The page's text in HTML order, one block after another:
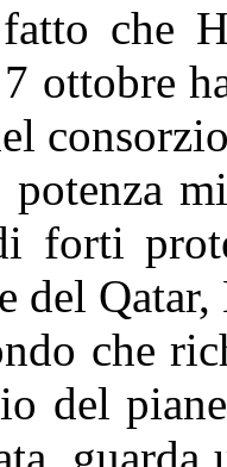
che
ottobre
potenza
forti
del
che
del
guarda